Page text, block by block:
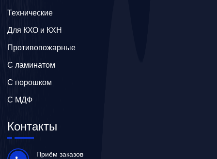
Технические
Для КХО и КХН
Противопожарные
С ламинатом
С порошком
С МДФ
Контакты
Приём заказов